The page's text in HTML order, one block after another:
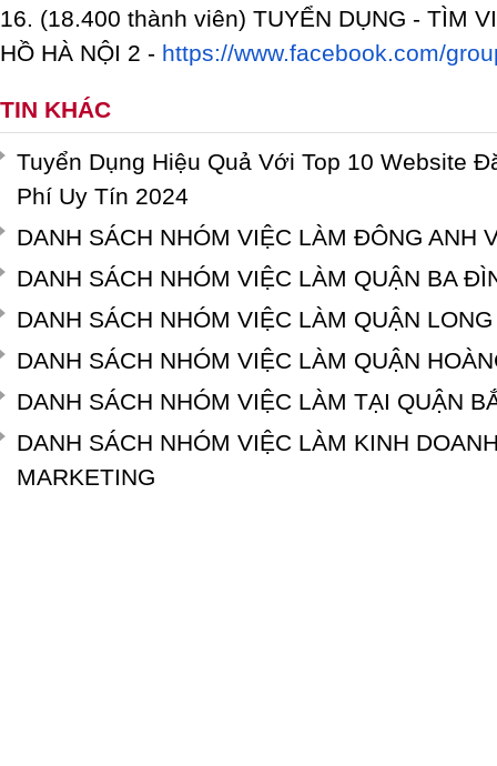
16. (18.400 thành viên) TUYỂN DỤNG - TÌM
HỒ HÀ NỘI 2 - https://www.facebook.com/
TIN KHÁC
Tuyển Dụng Hiệu Quả Với Top 10 Website
Phí Uy Tín 2024
DANH SÁCH NHÓM VIỆC LÀM ĐÔNG ANH
DANH SÁCH NHÓM VIỆC LÀM QUẬN BA
DANH SÁCH NHÓM VIỆC LÀM QUẬN
DANH SÁCH NHÓM VIỆC LÀM QUẬN
DANH SÁCH NHÓM VIỆC LÀM TẠI QUẬN
DANH SÁCH NHÓM VIỆC LÀM KINH
MARKETING